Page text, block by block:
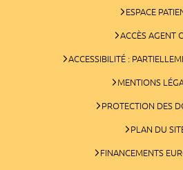
ESPACE
ACCÈS AGENT
ACCESSIBILITÉ :
MENTIONS
PROTECTION DES
PLAN DU
FINANCEMENTS